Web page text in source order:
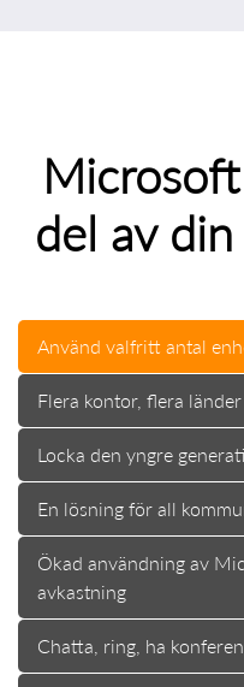
del av
Använd valfritt antal
Flera kontor, flera länder
Locka den yngre
En lösning för all
Ökad användning av
avkastning
Chatta, ring, ha